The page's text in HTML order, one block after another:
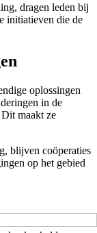
dragen leden bij
initiatieven die de
oplossingen
in de
Dit maakt ze
blijven coöperaties
op het gebied